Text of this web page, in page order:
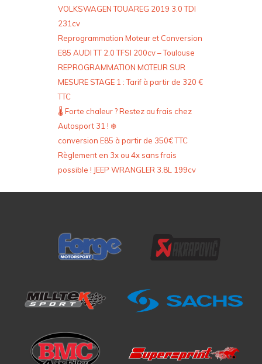
VOLKSWAGEN TOUAREG 2019 3.0 TDI
231cv
Reprogrammation Moteur et Conversion
E85 AUDI TT 2.0 TFSI 200cv – Toulouse
REPROGRAMMATION MOTEUR SUR
MESURE STAGE 1 : Tarif à partir de 320 €
TTC
🌡️ Forte chaleur ? Restez au frais chez
Autosport 31 ! ❄️
conversion E85 à partir de 350€ TTC
Règlement en 3x ou 4x sans frais
possible ! JEEP WRANGLER 3.8L 199cv